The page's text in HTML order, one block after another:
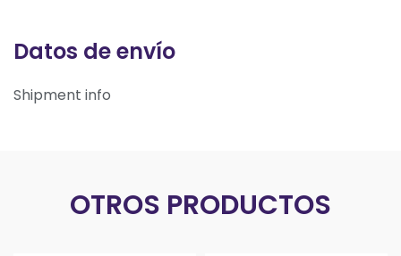
Datos de envío
Shipment info
OTROS PRODUCTOS